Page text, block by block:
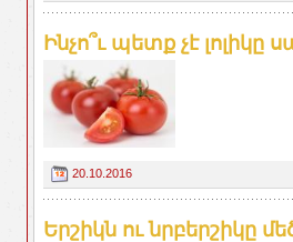
Ինչո՞ւ պետք չէ
20.10.2016
Երշիկն ու նրբերշիկը